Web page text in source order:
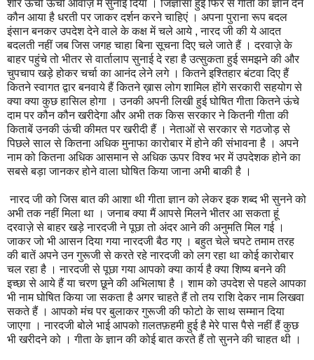
शोर ऊंची ऊंची आवाज़ में सुनाई दिया । जिज्ञासा हुई फिर से गीता का ज्ञान देने
कौन आया है धरती पर जाकर दर्शन करने चाहिएं । अपना पुराना रूप बदल
इंसान बनकर उपदेश देने वाले के कक्ष में चले आये , नारद जी की ये आदत
बदलती नहीं जब जिस जगह चाहा बिना सूचना दिए चले जाते हैं । दरवाज़े के
बाहर पहुंचे तो भीतर से वार्तालाप सुनाई दे रहा है उत्सुकता हुई समझने की और
चुपचाप खड़े होकर चर्चा का आनंद लेने लगे । कितने इश्तिहार बंटवा दिए हैं
कितने स्वागत द्वार बनवाये हैं कितने ख़ास लोग शामिल होंगे सरकारी सहयोग से
क्या क्या कुछ हासिल होगा । उनकी अपनी लिखी हुई घोषित गीता कितने ऊंचे
दाम पर कौन कौन खरीदेगा और अभी तक किस सरकार ने कितनी गीता की
किताबें उनकी ऊंची कीमत पर खरीदी हैं । नेताओं से सरकार से गठजोड़ से
पिछले साल से कितना अधिक मुनाफा कारोबार में होने की संभावना है । अपने
नाम को कितना अधिक आसमान से अधिक ऊपर विश्व भर में उपदेशक होने का
सबसे बड़ा जानकर होने वाला घोषित किया जाना अभी बाकी है ।
नारद जी को जिस बात की आशा थी गीता ज्ञान को लेकर इक शब्द भी सुनने को
अभी तक नहीं मिला था । जनाब क्या मैं आपसे मिलने भीतर आ सकता हूं
दरवाज़े से बाहर खड़े नारदजी ने पूछा तो अंदर आने की अनुमति मिल गई ।
जाकर जो भी आसन दिया गया नारदजी बैठ गए । बहुत चेले चपटे तमाम तरह
की बातें अपने उन गुरूजी से करते रहे नारदजी को लग रहा था कोई कारोबार
चल रहा है । नारदजी से पूछा गया आपको क्या कार्य है क्या शिष्य बनने की
इच्छा से आये हैं या चरण छूने की अभिलाषा है । शाम को उपदेश से पहले आपका
भी नाम घोषित किया जा सकता है अगर चाहते हैं तो तय राशि देकर नाम लिखवा
सकते हैं । आपको मंच पर बुलाकर गुरूजी की फोटो के साथ सम्मान दिया
जाएगा । नारदजी बोले भाई आपको ग़लतफ़हमी हुई है मेरे पास पैसे नहीं हैं कुछ
भी खरीदने को । गीता के ज्ञान की कोई बात करते हैं तो सुनने की चाहत थी ।